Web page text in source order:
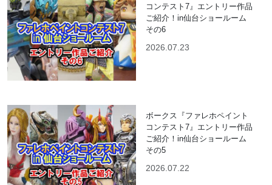
コンテスト7』エントリー作品
ご紹介！in仙台ショールーム
その6
2026.07.23
ボークス『ファレホペイント
コンテスト7』エントリー作品
ご紹介！in仙台ショールーム
その5
2026.07.22